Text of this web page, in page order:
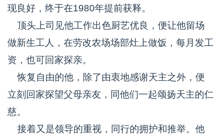
现良好，终于在1980年提前获释。
顶头上司见他工作出色厨艺优良，便让他留场
做新生工人，在劳改农场场部灶上做饭，每月发工
资，也可回家探亲。
恢复自由的他，除了由衷地感谢天主之外，便
立刻回家探望父母亲友，同他们一起颂扬天主的仁
慈。
接着又是领导的重视，同行的拥护和推举。他